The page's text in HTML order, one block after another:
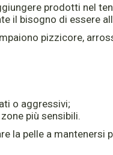
prodotti nel
il bisogno di essere
pizzicore,
o aggressivi;
più sensibili.
la pelle a mantenersi